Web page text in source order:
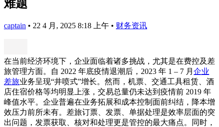
难题
captain • 22 4 月, 2025 8:18 上午 • 财务资讯
在当前经济环境下，企业面临着诸多挑战，尤其是在费控及差
旅管理方面。自 2022 年底疫情退潮后，2023 年 1 – 7 月 企业
差旅业务呈现“井喷式”增长。然而，机票、交通工具租赁、酒
店住宿价格等均明显上涨，交易总量仍未达到疫情前 2019 年
峰值水平。企业普遍在业务拓展和成本控制面前纠结，降本增
效压力前所未有。差旅订票、发票、单据处理是效率层面的突
出问题，发票获取、核对和处理更是管控的最大痛点。同时，